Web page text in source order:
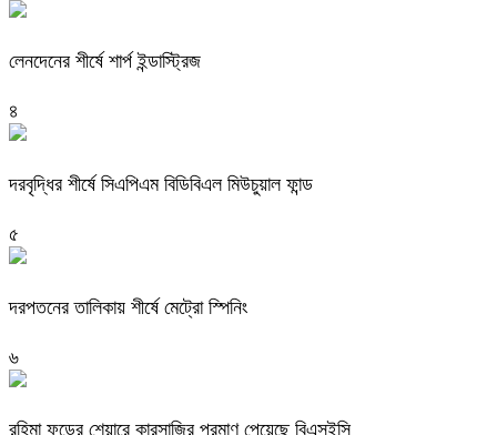
লেনদেনের শীর্ষে শার্প ইন্ডাস্ট্রিজ
৪
দরবৃদ্ধির শীর্ষে সিএপিএম বিডিবিএল মিউচুয়াল ফান্ড
৫
দরপতনের তালিকায় শীর্ষে মেট্রো স্পিনিং
৬
রহিমা ফুডের শেয়ারে কারসাজির প্রমাণ পেয়েছে বিএসইসি